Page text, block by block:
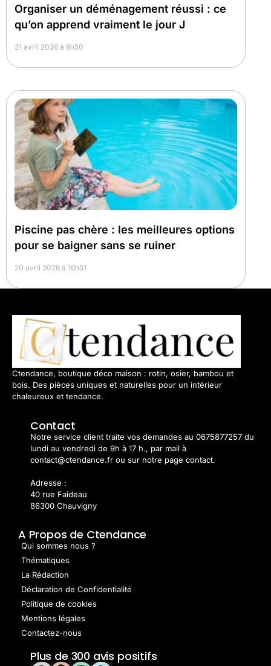
Organiser un déménagement réussi : ce
qu’on apprend vraiment le jour J
21 avril 2026 à 9h50
Piscine pas chère : les meilleures options
pour se baigner sans se ruiner
20 avril 2026 à 16h51
Ctendance, boutique déco maison : rotin, osier, bambou et
bois. Des pièces uniques et naturelles pour un intérieur
chaleureux et tendance.
Contact
Notre service client traite vos demandes au 0675877257 du
lundi au vendredi de 9h à 17 h., par mail à
contact@ctendance.fr ou sur notre page contact.
Adresse :
40 rue Faideau
86300 Chauvigny
A Propos de Ctendance
Qui sommes nous ?
Thématiques
La Rédaction
Déclaration de Confidentialité
Politique de cookies
Mentions légales
Contactez-nous
Plus de 300 avis positifs